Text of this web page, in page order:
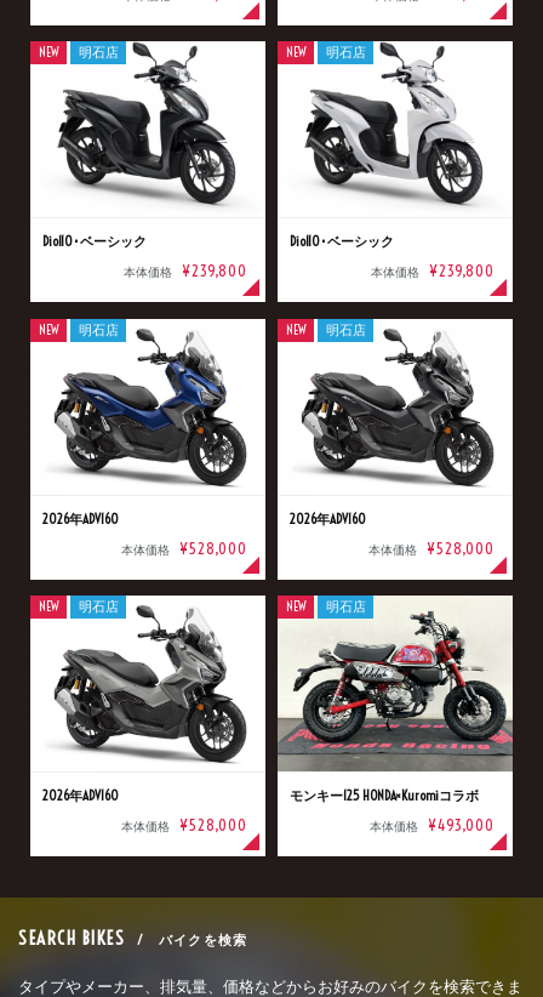
Dio110･ベーシック
本体価格 ¥239,800
NEW 明石店
Dio110･ベーシック
本体価格 ¥239,800
NEW 明石店
2026年ADV160
本体価格 ¥528,000
NEW 明石店
2026年ADV160
本体価格 ¥528,000
NEW 明石店
2026年ADV160
本体価格 ¥528,000
NEW 明石店
モンキー125 HONDA×Kuromiコラボ
本体価格 ¥493,000
NEW 明石店
SEARCH BIKES / バイクを検索
タイプやメーカー、排気量、価格などからお好みのバイクを検索できま